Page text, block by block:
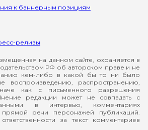
к баннерным позициям
релизы
на данном сайте, охраняется в
РФ об авторском праве и не
кем-либо в какой бы то ни было
распространению,
как с письменного разрешения
редакции может не совпадать с
в интервью, комментариях
прямой речи персонажей публикаций.
за текст комментариев